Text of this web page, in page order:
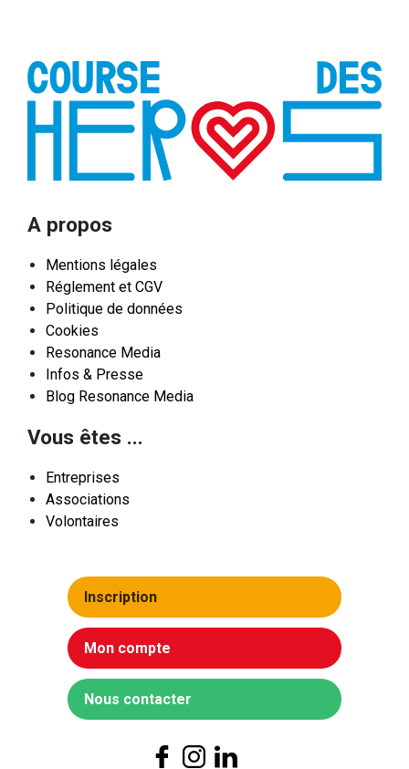
A propos
Mentions légales
Réglement et CGV
Politique de données
Cookies
Resonance Media
Infos & Presse
Blog Resonance Media
Vous êtes ...
Entreprises
Associations
Volontaires
Inscription
Mon compte
Nous contacter